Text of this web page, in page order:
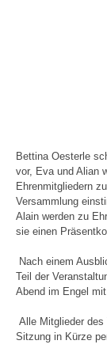
Bettina Oesterle
vor, Eva und Alian
Ehrenmitgliedern
Versammlung
Alain werden zu
sie einen
Nach einem
Teil der
Abend im Engel
Alle Mitglieder
Sitzung in Kürze